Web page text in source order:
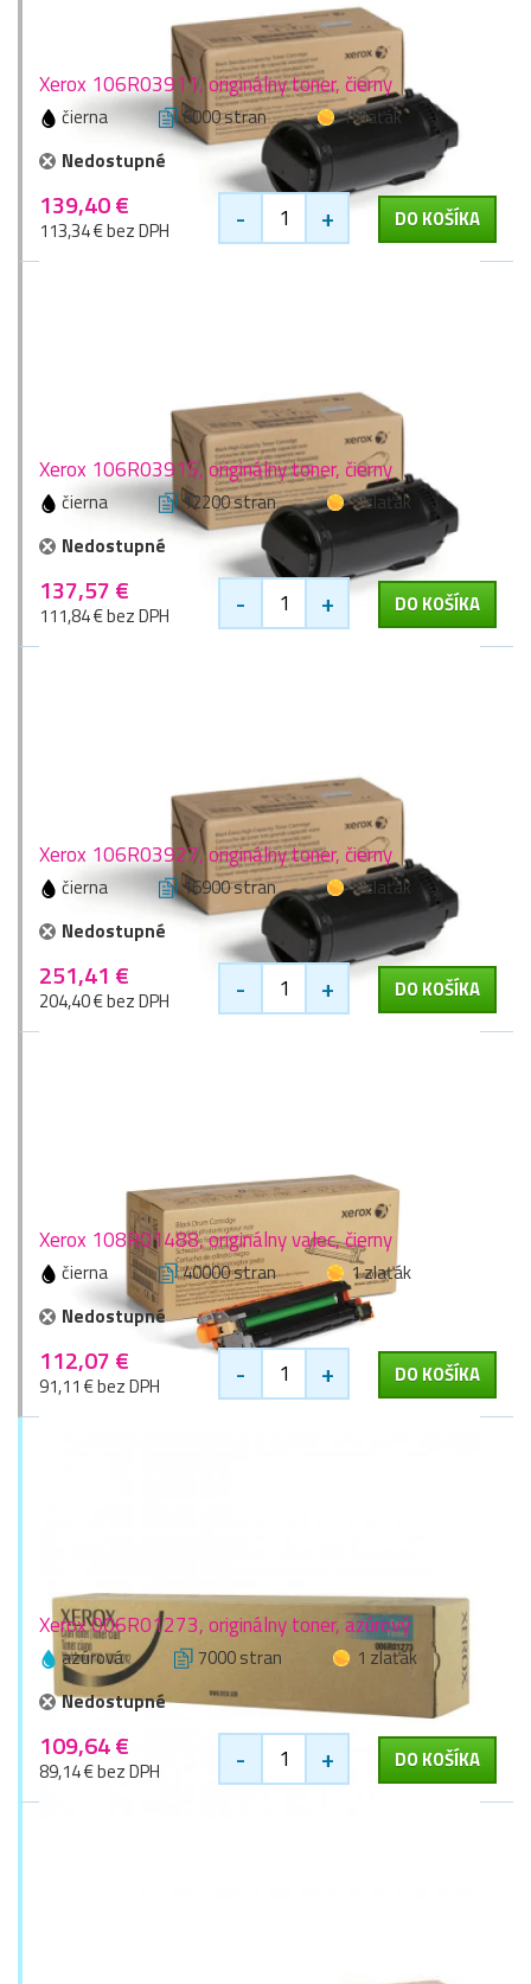
Xerox 106R03911, originálny toner, čierny
čierna 6000 stran
1 zlaťák
Nedostupné
139,40 €
113,34 € bez DPH - + DO KOŠÍKA
Xerox 106R03915, originálny toner, čierny
čierna 12200 stran
1 zlaťák
Nedostupné
137,57 €
111,84 € bez DPH - + DO KOŠÍKA
Xerox 106R03927, originálny toner, čierny
čierna 16900 stran
1 zlaťák
Nedostupné
251,41 €
204,40 € bez DPH - + DO KOŠÍKA
Xerox 108R01488, originálny valec, čierny
čierna 40000 stran
1 zlaťák
Nedostupné
112,07 €
91,11 € bez DPH - + DO KOŠÍKA
Xerox 006R01273, originálny toner, azúrový
azúrová 7000 stran
1 zlaťák
Nedostupné
109,64 €
89,14 € bez DPH - + DO KOŠÍKA